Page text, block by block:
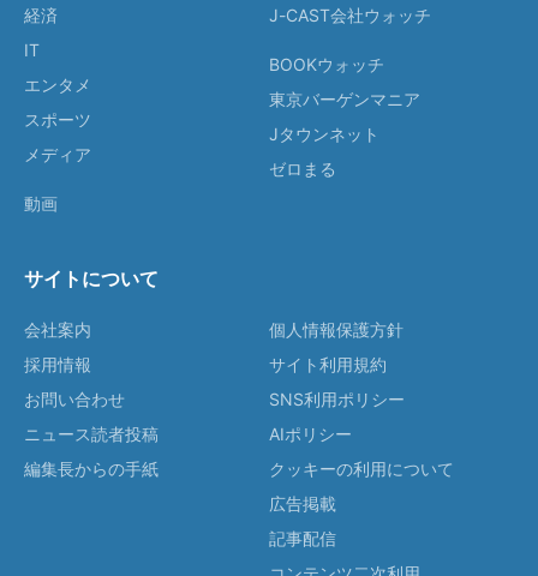
経済
IT
エンタメ
スポーツ
メディア
動画
J-CAST会社ウォッチ
BOOKウォッチ
東京バーゲンマニア
Jタウンネット
ゼロまる
サイトについて
会社案内
採用情報
お問い合わせ
ニュース読者投稿
編集長からの手紙
個人情報保護方針
サイト利用規約
SNS利用ポリシー
AIポリシー
クッキーの利用について
広告掲載
記事配信